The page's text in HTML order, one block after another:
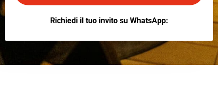
Richiedi il tuo invito su WhatsApp: